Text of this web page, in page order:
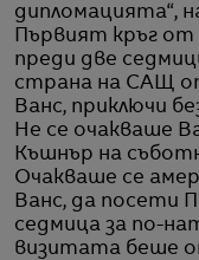
дипломацията“,
Първият кръг
преди две
страна на САЩ
Ванс, приключи
Не се очакваше
Къшнър на
Очакваше се
Ванс, да посети
седмица за по-
визитата беше